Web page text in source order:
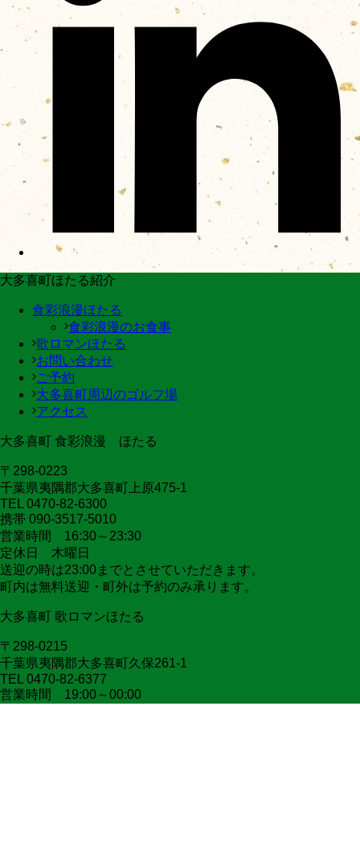
大多喜町ほたる紹介
食彩浪漫ほたる
食彩浪漫のお食事
歌ロマンほたる
お問い合わせ
ご予約
大多喜町周辺のゴルフ場
アクセス
大多喜町 食彩浪漫 ほたる
〒298-0223
千葉県夷隅郡大多喜町上原475-1
TEL 0470-82-6300
携帯 090-3517-5010
営業時間 16:30～23:30
定休日 木曜日
送迎の時は23:00までとさせていただきます。
町内は無料送迎・町外は予約のみ承ります。
大多喜町 歌ロマンほたる
〒298-0215
千葉県夷隅郡大多喜町久保261-1
TEL 0470-82-6377
営業時間 19:00～00:00